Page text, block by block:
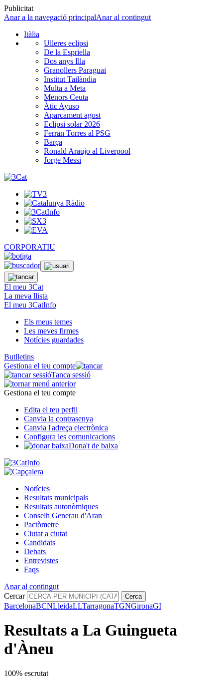
Publicitat
Anar a la navegació principalAnar al contingut
Itàlia
Ulleres eclipsi
De la Espriella
Dos anys Illa
Granollers Paraguai
Institut Tailàndia
Multa a Meta
Menors Ceuta
Àtic Ayuso
Aparcament agost
Eclipsi solar 2026
Ferran Torres al PSG
Barça
Ronald Araujo al Liverpool
Jorge Messi
CORPORATIU
El meu 3Cat
La meva llista
El meu 3CatInfo
Els meus temes
Les meves firmes
Notícies guardades
Butlletins
Gestiona el teu compte
Tanca sessió
Gestiona el teu compte
Edita el teu perfil
Canvia la contrasenya
Canvia l'adreça electrònica
Configura les comunicacions
Dona't de baixa
Notícies
Resultats municipals
Resultats autonòmiques
Conselh Generau d'Aran
Pactòmetre
Ciutat a ciutat
Candidats
Debats
Entrevistes
Faqs
Anar al contingut
Cercar
Cerca
BarcelonaBCNLleidaLLTarragonaTGNGironaGI
Resultats a La Guingueta
d'Àneu
100% escrutat